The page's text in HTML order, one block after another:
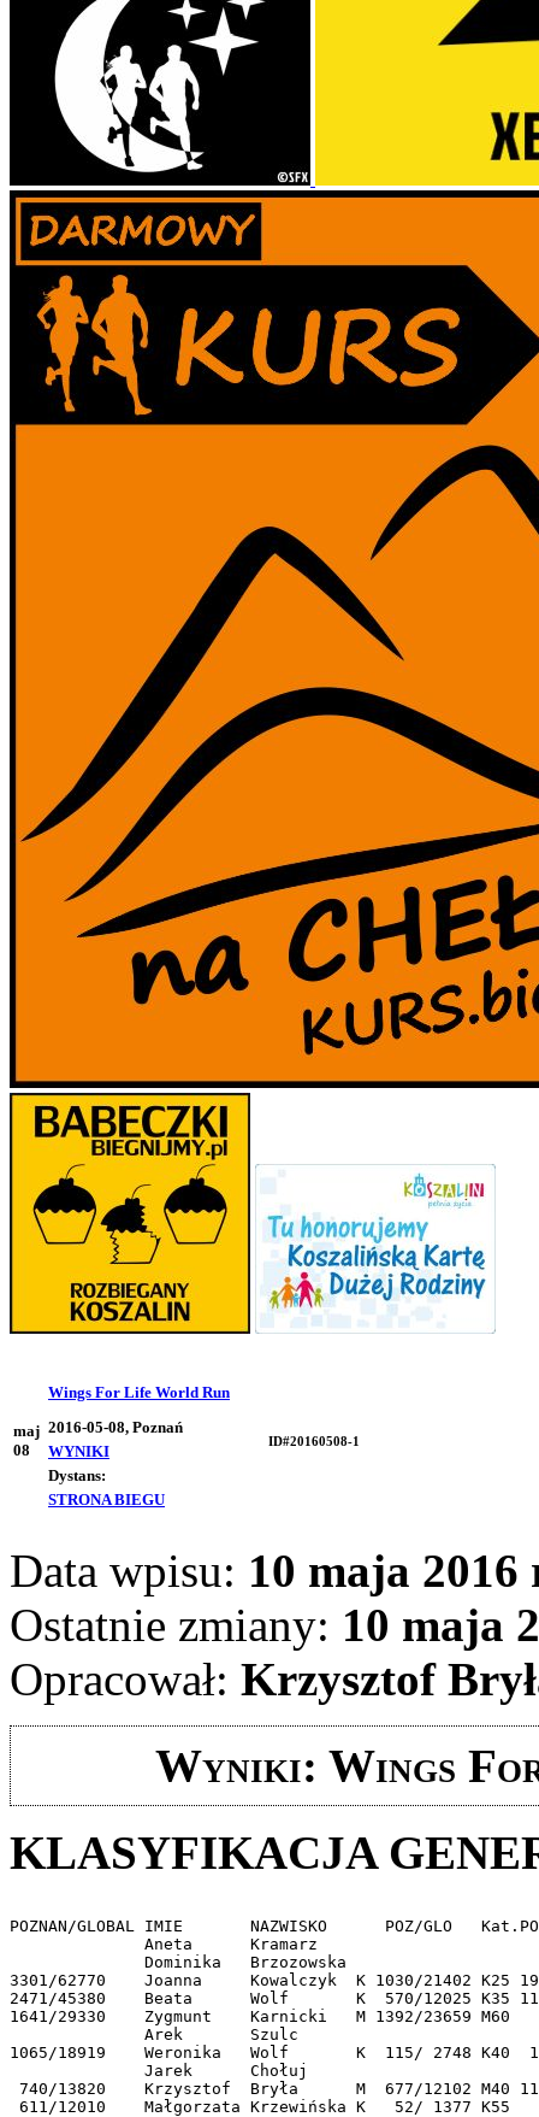
maj
08
Wings For Life World Run
2016-05-08, Poznań
WYNIKI
Dystans:
STRONA BIEGU
ID#20160508-1
Data wpisu: 10 maja 2016
Ostatnie zmiany: 10 maja
Opracował: Krzysztof
Wyniki: Wings
KLASYFIKACJA
POZNAN/GLOBAL IMIE       NAZWISKO      POZ/GLO
              Aneta      Kramarz
              Dominika   Brzozowska
3301/62770    Joanna     Kowalczyk  K 1030/21402 K25
2471/45380    Beata      Wolf       K  570/12025 K35
1641/29330    Zygmunt    Karnicki   M 1392/23659 M60
Arek       Szulc
1065/18919    Weronika   Wolf       K  115/ 2748 K40
Jarek      Chołuj
740/13820    Krzysztof  Bryła      M  677/12102 M40
611/12010    Małgorzata Krzewińska K   52/ 1377 K55